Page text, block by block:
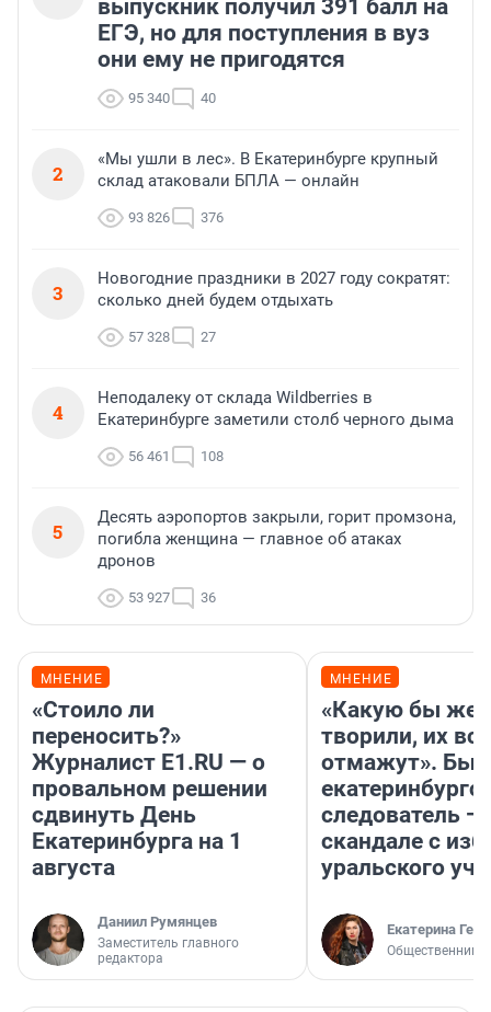
выпускник получил 391 балл на
ЕГЭ, но для поступления в вуз
они ему не пригодятся
95 340 40
2
«Мы ушли в лес». В Екатеринбурге крупный
склад атаковали БПЛА — онлайн
93 826 376
3
Новогодние праздники в 2027 году сократят:
сколько дней будем отдыхать
57 328 27
4
Неподалеку от склада Wildberries в
Екатеринбурге заметили столб черного дыма
56 461 108
5
Десять аэропортов закрыли, горит промзона,
погибла женщина — главное об атаках
дронов
53 927 36
МНЕНИЕ
«Стоило ли
переносить?»
Журналист E1.RU — о
провальном решении
сдвинуть День
Екатеринбурга на 1
августа
Даниил Румянцев
Заместитель главного
редактора
МНЕНИЕ
«Какую бы
творили, их
отмажут».
следователь —
скандале с
уральского
Екатерина
Общественник